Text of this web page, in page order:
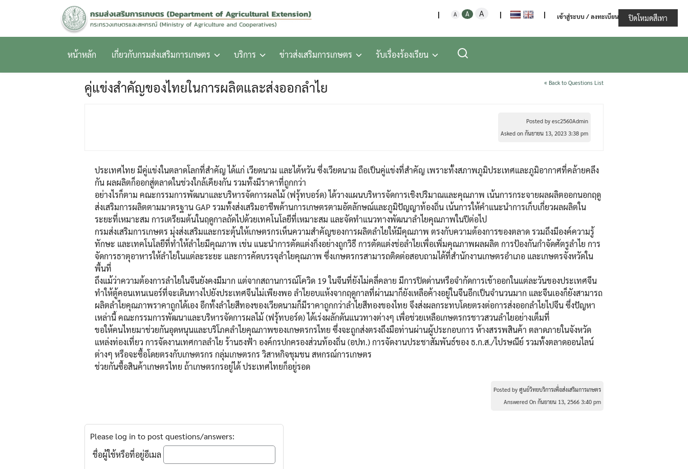
กรมส่งเสริมการเกษตร กระทรวงเกษตรและสหกรณ์
A Decrease
fontAReset
font
A Increase
| | เข้าสู่ระบบ / ลงทะเบียน
หน้าหลัก เกี่ยวกับกรมส่งเสริมการเกษตร บริการ ข่าวส่งเสริมการเกษตร รับเรื่องร้องเรียน
คู่แข่งสำคัญของไทยในการผลิตและส่งออกลำไย « Back to Questions List
Posted by esc2560Admin
Asked on กันยายน 13, 2023 3:38 pm
ประเทศไทย มีคู่แข่งในตลาดโลกที่สำคัญ ได้แก่ เวียดนาม และไต้หวัน ซึ่งเวียดนาม ถือเป็นคู่แข่งที่สำคัญ เพราะทั้งสภาพภูมิประเทศและภูมิอากาศที่คล้ายคลึง
กัน ผลผลิตก็ออกสู่ตลาดในช่วงใกล้เคียงกัน รวมทั้งมีราคาที่ถูกกว่า
อย่างไรก็ตาม คณะกรรมการพัฒนาและบริหารจัดการผลไม้ (ฟรุ้ทบอร์ด) ได้วางแผนบริหารจัดการเชิงปริมาณและคุณภาพ เน้นการกระจายผลผลิตออกนอกฤดู
ส่งเสริมการผลิตตามมาตรฐาน GAP รวมทั้งส่งเสริมอาชีพด้านการเกษตรตามอัตลักษณ์และภูมิปัญญาท้องถิ่น เน้นการให้คำแนะนำการเก็บเกี่ยวผลผลิตใน
ระยะที่เหมาะสม การเตรียมต้นในฤดูกาลถัดไปด้วยเทคโนโลยีที่เหมาะสม และจัดทําแนวทางพัฒนาลําไยคุณภาพในปีต่อไป
กรมส่งเสริมการเกษตร มุ่งส่งเสริมและกระตุ้นให้เกษตรกรเห็นความสำคัญของการผลิตลำไยให้มีคุณภาพ ตรงกับความต้องการของตลาด รวมถึงมีองค์ความรู้
ทักษะ และเทคโนโลยีที่ทำให้ลำไยมีคุณภาพ เช่น แนะนำการตัดแต่งกิ่งอย่างถูกวิธี การตัดแต่งช่อลำไยเพื่อเพิ่มคุณภาพผลผลิต การป้องกันกำจัดศัตรูลำไย การ
จัดการธาตุอาหารให้ลำไยในแต่ละระยะ และการคัดบรรจุลำไยคุณภาพ ซึ่งเกษตรกรสามารถติดต่อสอบถามได้ที่สำนักงานเกษตรอำเภอ และเกษตรจังหวัดใน
พื้นที่
ถึงแม้ว่าความต้องการลำไยในจีนยังคงมีมาก แต่จากสถานการณ์โควิด 19 ในจีนที่ยังไม่คลี่คลาย มีการปิดด่านหรือจํากัดการเข้าออกในแต่ละวันของประเทศจีน
ทําให้ตู้คอนเทนเนอร์ที่จะเดินทางไปยังประเทศจีนไม่เพียงพอ ลําไยอบแห้งจากฤดูกาลที่ผ่านมาก็ยังเหลือค้างอยู่ในจีนอีกเป็นจํานวนมาก และจีนเองก็ยังสามารถ
ผลิตลําไยคุณภาพราคาถูกได้เอง อีกทั้งลําไยสีทองของเวียดนามก็มีราคาถูกกว่าลําไยสีทองของไทย จึงส่งผลกระทบโดยตรงต่อการส่งออกลําไยไปจีน ซึ่งปัญหา
เหล่านี้ คณะกรรมการพัฒนาและบริหารจัดการผลไม้ (ฟรุ้ทบอร์ด) ได้เร่งผลักดันแนวทางต่างๆ เพื่อช่วยเหลือเกษตรกรชาวสวนลำไยอย่างเต็มที่
ขอให้คนไทยมาช่วยกันอุดหนุนและบริโภคลำไยคุณภาพของเกษตรกรไทย ซึ่งจะถูกส่งตรงถึงมือท่านผ่านผู้ประกอบการ ห้างสรรพสินค้า ตลาดภายในจังหวัด
แหล่งท่องเที่ยว การจัดงานเทศกาลลําไย ร้านธงฟ้า องค์กรปกครองส่วนท้องถิ่น (อปท.) การจัดงานประชาสัมพันธ์ของ ธ.ก.ส./ไปรษณีย์ รวมทั้งตลาดออนไลน์
ต่างๆ หรือจะซื้อโดยตรงกับเกษตรกร กลุ่มเกษตรกร วิสาหกิจชุมชน สหกรณ์การเกษตร
ช่วยกันซื้อสินค้าเกษตรไทย ถ้าเกษตรกรอยู่ได้ ประเทศไทยก็อยู่รอด
Posted by ศูนย์วิทยบริการเพื่อส่งเสริมการเกษตร
Answered On กันยายน 13, 2566 3:40 pm
Please log in to post questions/answers:
ชื่อผู้ใช้หรือที่อยู่อีเมล
ปิดโหมดสีเทา